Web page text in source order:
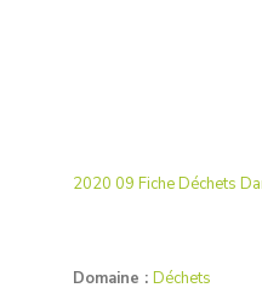
2020 09 Fiche Déchets
Domaine : Déchets